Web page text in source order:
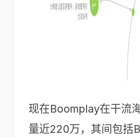
现在Boomplay在干流
量近220万，其间包括